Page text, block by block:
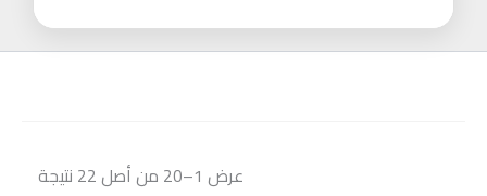
عرض 1–20 من أصل 22 نتيجة